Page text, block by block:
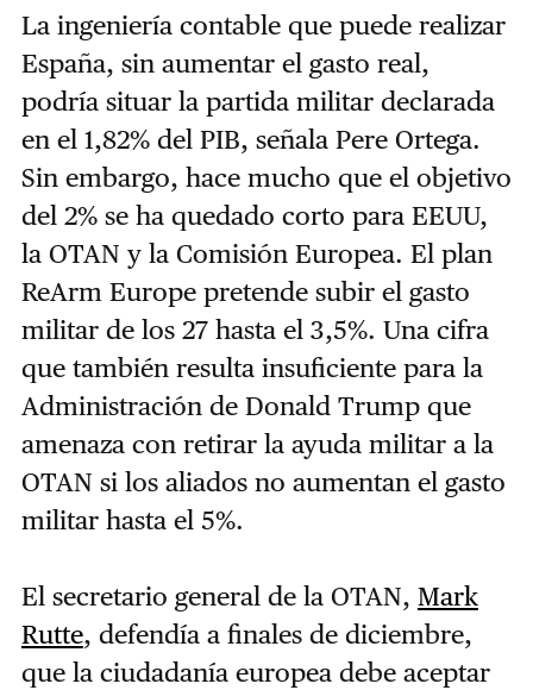
La ingeniería contable que puede realizar
España, sin aumentar el gasto real,
podría situar la partida militar declarada
en el 1,82% del PIB, señala Pere Ortega.
Sin embargo, hace mucho que el objetivo
del 2% se ha quedado corto para EEUU,
la OTAN y la Comisión Europea. El plan
ReArm Europe pretende subir el gasto
militar de los 27 hasta el 3,5%. Una cifra
que también resulta insuficiente para la
Administración de Donald Trump que
amenaza con retirar la ayuda militar a la
OTAN si los aliados no aumentan el gasto
militar hasta el 5%.
El secretario general de la OTAN, Mark
Rutte, defendía a finales de diciembre,
que la ciudadanía europea debe aceptar